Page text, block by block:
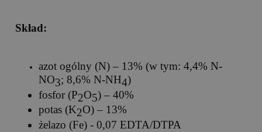
Skład:
azot ogólny (N) – 13% (w tym: 4,4% N-
NO3; 8,6% N-NH4)
fosfor (P2O5) – 40%
potas (K2O) – 13%
żelazo (Fe) - 0,07 EDTA/DTPA